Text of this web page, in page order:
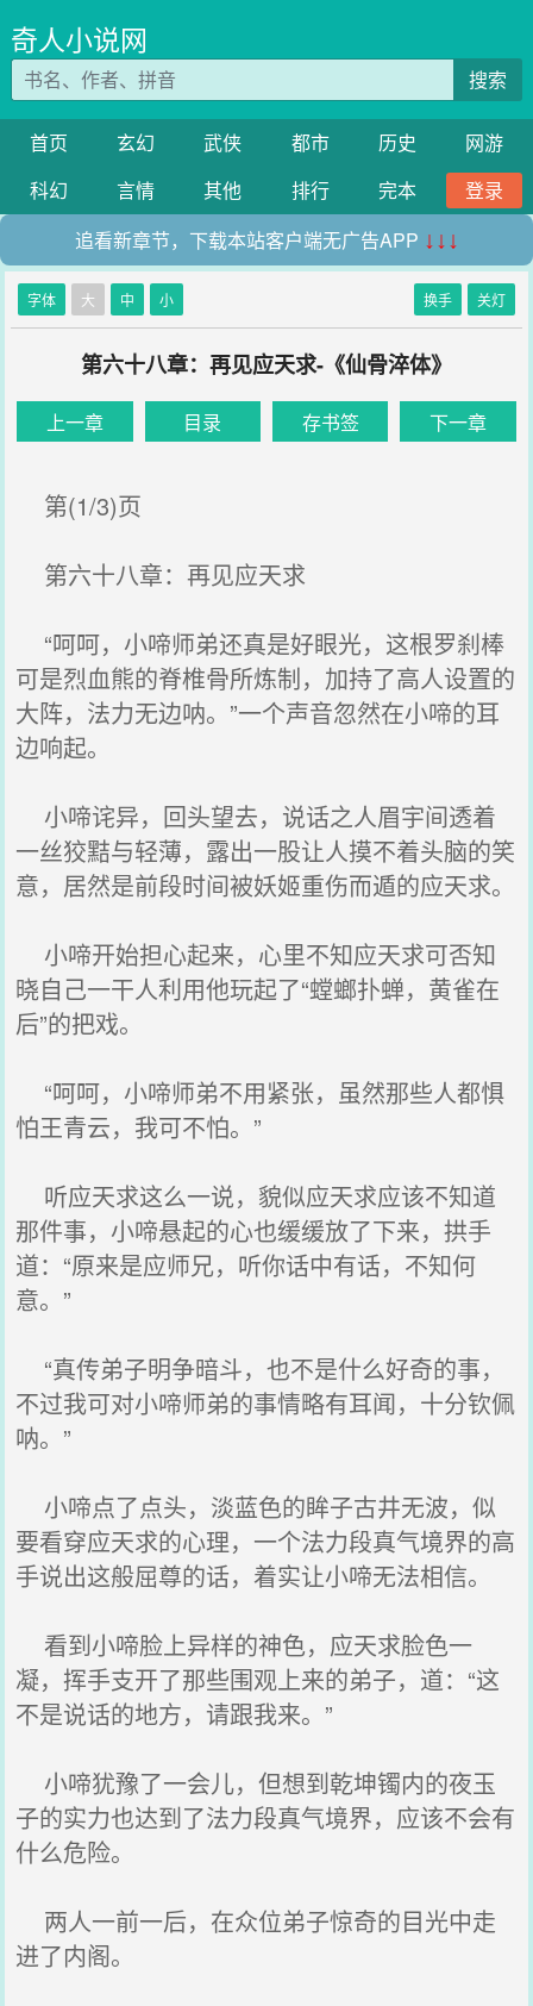
奇人小说网
搜索
首页 玄幻 武侠 都市 历史
网游
科幻
言情 其他 排行 完本
登录
追看新章节，下载本站客户端无广告APP ↓↓↓
字体 大 中 小 换手 关灯
第六十八章：再见应天求-《仙骨淬体》
上一章 目录 存书签 下一章
第(1/3)页
第六十八章：再见应天求
“呵呵，小啼师弟还真是好眼光，这根罗刹棒
可是烈血熊的脊椎骨所炼制，加持了高人设置的
大阵，法力无边呐。”一个声音忽然在小啼的耳
边响起。
小啼诧异，回头望去，说话之人眉宇间透着
一丝狡黠与轻薄，露出一股让人摸不着头脑的笑
意，居然是前段时间被妖姬重伤而遁的应天求。
小啼开始担心起来，心里不知应天求可否知
晓自己一干人利用他玩起了“螳螂扑蝉，黄雀在
后”的把戏。
“呵呵，小啼师弟不用紧张，虽然那些人都惧
怕王青云，我可不怕。”
听应天求这么一说，貌似应天求应该不知道
那件事，小啼悬起的心也缓缓放了下来，拱手
道：“原来是应师兄，听你话中有话，不知何
意。”
“真传弟子明争暗斗，也不是什么好奇的事，
不过我可对小啼师弟的事情略有耳闻，十分钦佩
呐。”
小啼点了点头，淡蓝色的眸子古井无波，似
要看穿应天求的心理，一个法力段真气境界的高
手说出这般屈尊的话，着实让小啼无法相信。
看到小啼脸上异样的神色，应天求脸色一
凝，挥手支开了那些围观上来的弟子，道：“这
不是说话的地方，请跟我来。”
小啼犹豫了一会儿，但想到乾坤镯内的夜玉
子的实力也达到了法力段真气境界，应该不会有
什么危险。
两人一前一后，在众位弟子惊奇的目光中走
进了内阁。